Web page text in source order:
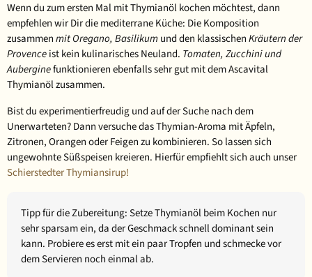
Wenn du zum ersten Mal mit Thymianöl kochen möchtest, dann
empfehlen wir Dir die mediterrane Küche: Die Komposition
zusammenmit Oregano, Basilikumund den klassischenKräutern der
Provenceist kein kulinarisches Neuland. Tomaten, Zucchini und
Auberginefunktionieren ebenfalls sehr gut mit dem Ascavital
Thymianöl zusammen.
Bist du experimentierfreudig und auf der Suche nach dem
Unerwarteten? Dann versuche das Thymian-Aroma mit Äpfeln,
Zitronen, Orangen oder Feigen zu kombinieren. So lassen sich
ungewohnte Süßspeisen kreieren. Hierfür empfiehlt sich auch unser
Schierstedter Thymiansirup!
Tipp für die Zubereitung: Setze Thymianöl beim Kochen nur
sehr sparsam ein, da der Geschmack schnell dominant sein
kann. Probiere es erst mit ein paar Tropfen und schmecke vor
dem Servieren noch einmal ab.